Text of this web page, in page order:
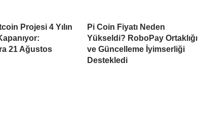
Projesi 4 Yılın
21 Ağustos
Pi Coin Fiyatı Neden
Yükseldi? RoboPay Ortaklığı
ve Güncelleme İyimserliği
Destekledi